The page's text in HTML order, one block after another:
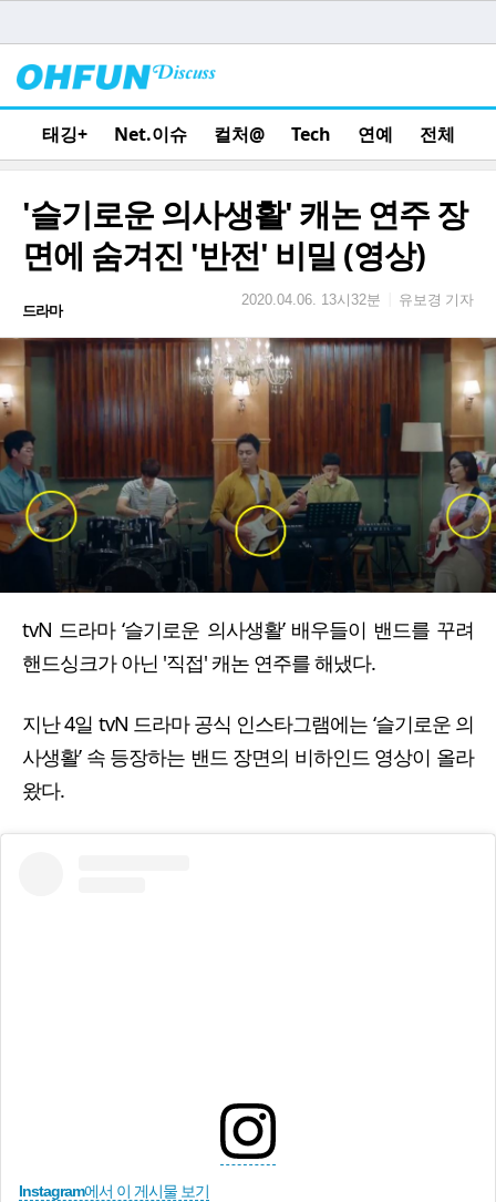
태깅+ Net.이슈 컬처@ Tech 연예 전체
'슬기로운 의사생활' 캐논 연주 장
면에 숨겨진 '반전' 비밀 (영상)
드라마
2020.04.06. 13시32분 유보경 기자
tvN 드라마 ‘슬기로운 의사생활’ 배우들이 밴드를 꾸려
핸드싱크가 아닌 '직접' 캐논 연주를 해냈다.
지난 4일 tvN 드라마 공식 인스타그램에는 ‘슬기로운 의
사생활’ 속 등장하는 밴드 장면의 비하인드 영상이 올라
왔다.
Instagram에서 이 게시물 보기